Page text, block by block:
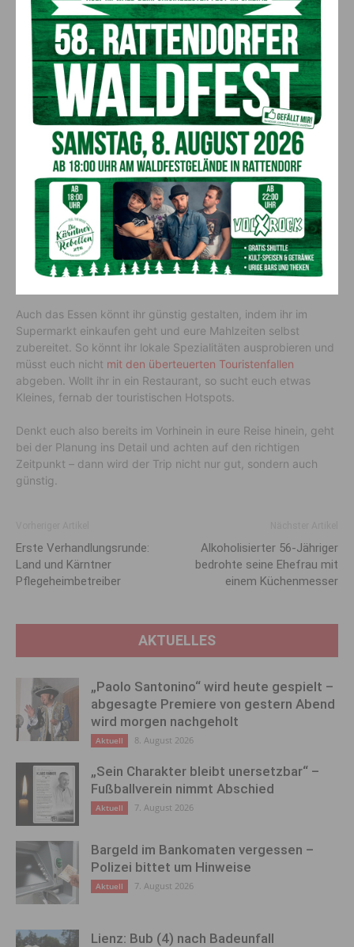
die Kosten niedrig zu halten. Hostels bieten oft günstige
Schlafsäle an, während Airbnb euch eine Möglichkeit gibt, wie
ein Einheimischer zu leben. Aber Vorsicht, nicht jede Airbnb-
Unterkunft ist gleich günstig, also kontrolliert im Voraus, ob ihr
wirklich eine gute Wahl trefft.
Informationen sind Gold wert!
Jetzt zu den Aktivitäten. Wenn ihr eine Stadt erkunden wollt,
ohne das Konto zu plündern, gibt es einige Dinge zu
beachten. Erstens, plant eure Aktivitäten im Voraus, um
Angebote und kostenlose Sehenswürdigkeitenzu finden. Viele
Städte bieten kostenlose Stadtführungen an, bei denen ihr in
kurzer Zeit einen guten Überblick über die Stadt bekommt.
Und es gibt Museen und Galerien, die an bestimmten Tagen
oder Zeiten kostenlosen Eintritt bieten.
Auch das Essen könnt ihr günstig gestalten, indem ihr im
Supermarkt einkaufen geht und eure Mahlzeiten selbst
zubereitet. So könnt ihr lokale Spezialitäten ausprobieren und
müsst euch nicht mit den überteuerten Touristenfallen
abgeben. Wollt ihr in ein Restaurant, so sucht euch etwas
Kleines, fernab der touristischen Hotspots.
Denkt euch also bereits im Vorhinein in eure Reise hinein, geht
bei der Planung ins Detail und achten auf den richtigen
Zeitpunkt – dann wird der Trip nicht nur gut, sondern auch
günstig.
Erste Verhandlungsrunde:
Land und Kärntner
Pflegeheimbetreiber
Alkoholisierter 56-Jähriger
bedrohte seine Ehefrau mit
einem Küchenmesser
AKTUELLES
„Paolo Santonino“ wird heute gespielt –
abgesagte Premiere von gestern Abend
wird morgen nachgeholt
Aktuell 8. August 2026
„Sein Charakter bleibt unersetzbar“ –
Fußballverein nimmt Abschied
Aktuell 7. August 2026
Bargeld im Bankomaten vergessen –
Polizei bittet um Hinweise
Aktuell 7. August 2026
Lienz: Bub (4) nach Badeunfall